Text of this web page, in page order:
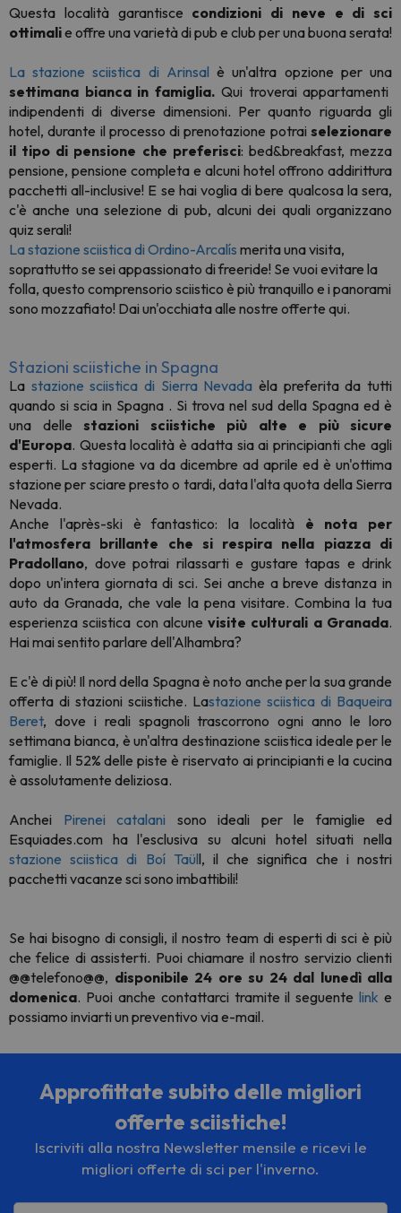
Questa località garantisce condizioni di neve e di sci
ottimalie offre una varietà di pub e club per una buona serata!
La stazione sciistica di Arinsal è un'altra opzione per una
settimana bianca in famiglia. Qui troverai appartamenti
indipendenti di diverse dimensioni. Per quanto riguarda gli
hotel, durante il processo di prenotazione potrai selezionare
il tipo di pensione che preferisci: bed&breakfast, mezza
pensione, pensione completa e alcuni hotel offrono addirittura
pacchetti all-inclusive! E se hai voglia di bere qualcosa la sera,
c'è anche una selezione di pub, alcuni dei quali organizzano
quiz serali!
La stazione sciistica di Ordino-Arcalís merita una visita,
soprattutto se sei appassionato di freeride! Se vuoi evitare la
folla, questo comprensorio sciistico è più tranquillo e i panorami
sono mozzafiato! Dai un'occhiata alle nostre offerte qui.
Stazioni sciistiche in Spagna
La stazione sciistica di Sierra Nevada èla preferita da tutti
quando si scia in Spagna . Si trova nel sud della Spagna ed è
una delle stazioni sciistiche più alte e più sicure
d'Europa. Questa località è adatta sia ai principianti che agli
esperti. La stagione va da dicembre ad aprile ed è un'ottima
stazione per sciare presto o tardi, data l'alta quota della Sierra
Nevada.
Anche l'après-ski è fantastico: la localitàè nota per
l'atmosfera brillante che si respira nella piazza di
Pradollano, dove potrai rilassarti e gustare tapas e drink
dopo un'intera giornata di sci. Sei anche a breve distanza in
auto da Granada, che vale la pena visitare. Combina la tua
esperienza sciistica con alcunevisite culturali a Granada.
Hai mai sentito parlare dell'Alhambra?
E c'è di più! Il nord della Spagna è noto anche per la sua grande
offerta di stazioni sciistiche. Lastazione sciistica di Baqueira
Beret, dove i reali spagnoli trascorrono ogni anno le loro
settimana bianca, è un'altra destinazione sciistica ideale per le
famiglie. Il 52% delle piste è riservato ai principianti e la cucina
è assolutamente deliziosa.
Anchei Pirenei catalani sono ideali per le famiglie ed
Esquiades.com ha l'esclusiva su alcuni hotel situati nella
stazione sciistica di Boí Taüll, il che significa che i nostri
pacchetti vacanze sci sono imbattibili!
Se hai bisogno di consigli, il nostro team di esperti di sci è più
che felice di assisterti. Puoi chiamare il nostro servizio clienti
@@telefono@@, disponibile 24 ore su 24 dal lunedì alla
domenica. Puoi anche contattarci tramite il seguentelink e
possiamo inviarti un preventivo via e-mail.
Approfittate subito delle migliori
offerte sciistiche!
Iscriviti alla nostra Newsletter mensile e ricevi le
migliori offerte di sci per l'inverno.